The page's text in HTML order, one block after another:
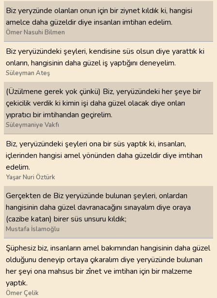
Biz yeryzünde olanları onun için bir ziynet kıldık ki, hangisi
amelce daha güzeldir diye insanları imtihan edelim.
Ömer Nasuhi Bilmen
Biz yeryüzündeki şeyleri, kendisine süs olsun diye yarattık ki
onların, hangisinin daha güzel iş yaptığını deneyelim.
Süleyman Ateş
(Üzülmene gerek yok çünkü) Biz, yeryüzündeki her şeye bir
çekicilik verdik ki kimin işi daha güzel olacak diye onları
yıpratıcı bir imtihandan geçirelim.
Süleymaniye Vakfı
Biz, yeryüzündeki şeyleri ona bir süs yaptık ki, insanları,
içlerinden hangisi amel yönünden daha güzeldir diye imtihan
edelim.
Yaşar Nuri Öztürk
Gerçekten de Biz yeryüzünde bulunan şeyleri, onlardan
hangisinin daha güzel davranacağını sınayalım diye oraya
(cazibe katan) birer süs unsuru kıldık;
Mustafa İslamoğlu
Şüphesiz biz, insanların amel bakımından hangisinin daha güzel
olduğunu deneyip ortaya çıkaralım diye yeryüzünde bulunan
her şeyi ona mahsus bir zînet ve imtihan için bir malzeme
yaptık.
Ömer Çelik